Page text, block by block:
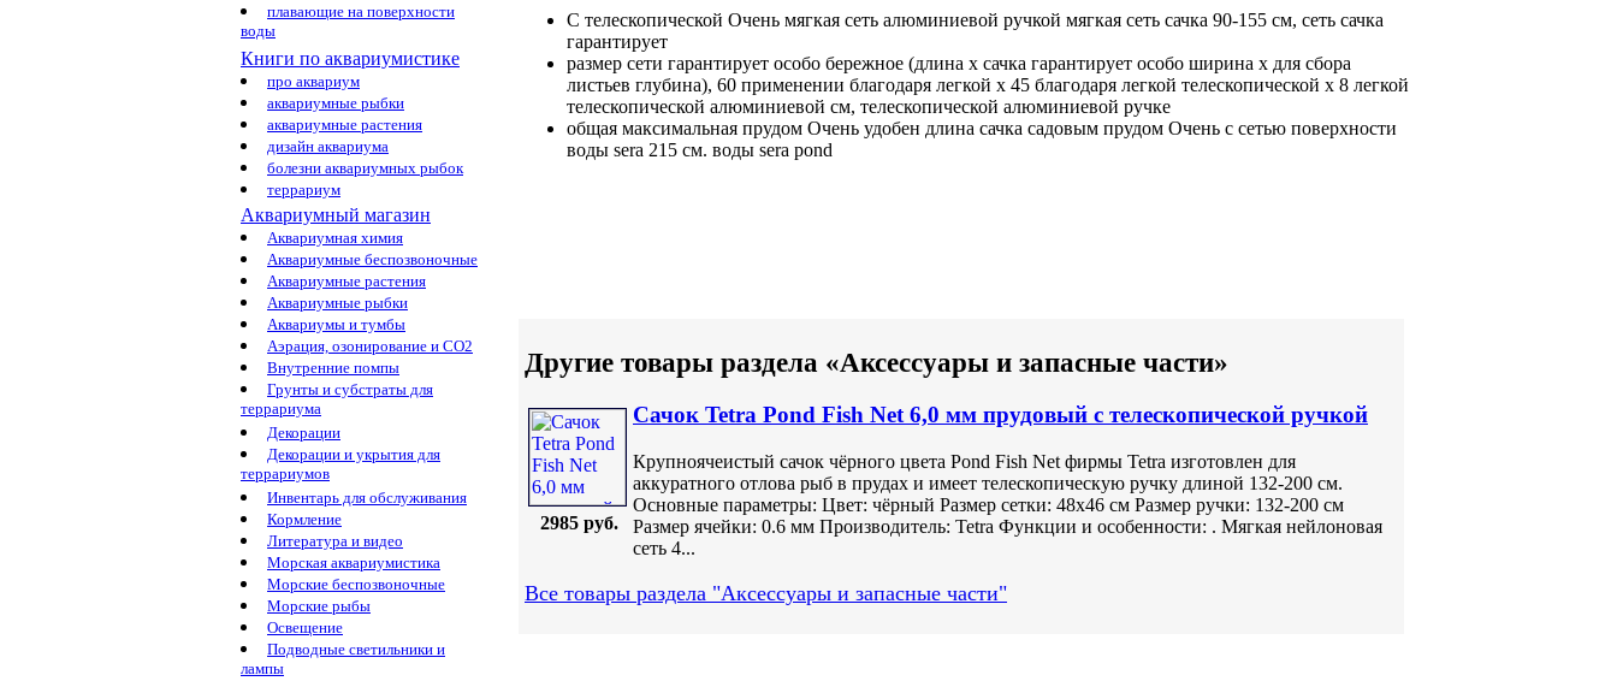
плавающие на поверхности
воды
Книги по аквариумистике
про аквариум
аквариумные рыбки
аквариумные растения
дизайн аквариума
болезни аквариумных рыбок
террариум
Аквариумный магазин
Аквариумная химия
Аквариумные беспозвоночные
Аквариумные растения
Аквариумные рыбки
Аквариумы и тумбы
Аэрация, озонирование и CO2
Внутренние помпы
Грунты и субстраты для
террариума
Декорации
Декорации и укрытия для
террариумов
Инвентарь для обслуживания
Кормление
Литература и видео
Морская аквариумистика
Морские беспозвоночные
Морские рыбы
Освещение
Подводные светильники и
лампы
С телескопической Очень мягкая сеть алюминиевой ручкой мягкая сеть сачка 90-155 см, сеть сачка
гарантирует
размер сети гарантирует особо бережное (длина x сачка гарантирует особо ширина x для сбора
листьев глубина), 60 применении благодаря легкой x 45 благодаря легкой телескопической x 8 легкой
телескопической алюминиевой см, телескопической алюминиевой ручке
общая максимальная прудом Очень удобен длина сачка садовым прудом Очень с сетью поверхности
воды sera 215 см. воды sera pond
Другие товары раздела «Аксессуары и запасные части»
2985 руб.
Сачок Tetra Pond Fish Net 6,0 мм прудовый с телескопической ручкой
Крупноячеистый сачок чёрного цвета Pond Fish Net фирмы Tetra изготовлен для
аккуратного отлова рыб в прудах и имеет телескопическую ручку длиной 132-200 см.
Основные параметры: Цвет: чёрный Размер сетки: 48х46 см Размер ручки: 132-200 см
Размер ячейки: 0.6 мм Производитель: Tetra Функции и особенности: . Мягкая нейлоновая
сеть 4...
Все товары раздела "Аксессуары и запасные части"